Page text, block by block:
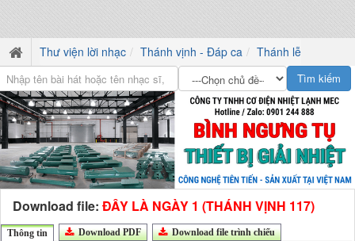
Thư viện lời nhạc Thánh vịnh - Đáp ca Thánh lễ
Download file: ĐÂY LÀ NGÀY 1 (THÁNH VỊNH 117)
Thông tin Download PDF Download file trình chiếu